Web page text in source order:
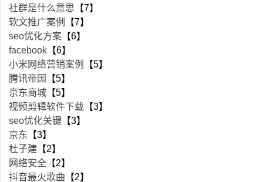
社群是什么意思 【7】
软文推广案例
【7】
seo优化方案 【6】
facebook 【6】
小米网络营销案例
【5】
腾讯帝国
【5】
京东商城 【5】
视频剪辑软件下载 【3】
seo优化关键 【3】
京东 【3】
杜子建 【2】
网络安全 【2】
抖音最火歌曲 【2】